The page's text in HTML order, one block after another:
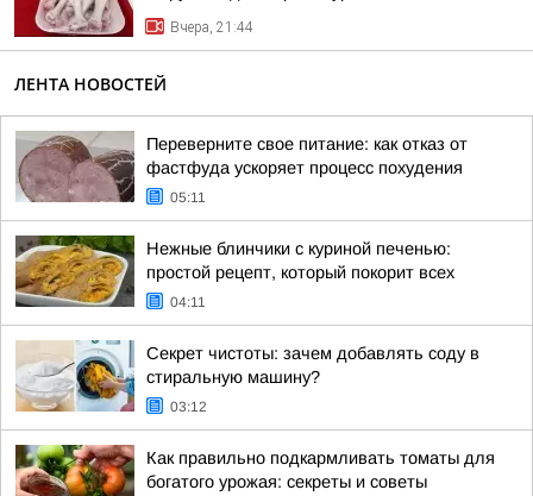
Вчера, 21:44
ЛЕНТА НОВОСТЕЙ
Переверните свое питание: как отказ от
фастфуда ускоряет процесс похудения
05:11
Нежные блинчики с куриной печенью:
простой рецепт, который покорит всех
04:11
Секрет чистоты: зачем добавлять соду в
стиральную машину?
03:12
Как правильно подкармливать томаты для
богатого урожая: секреты и советы